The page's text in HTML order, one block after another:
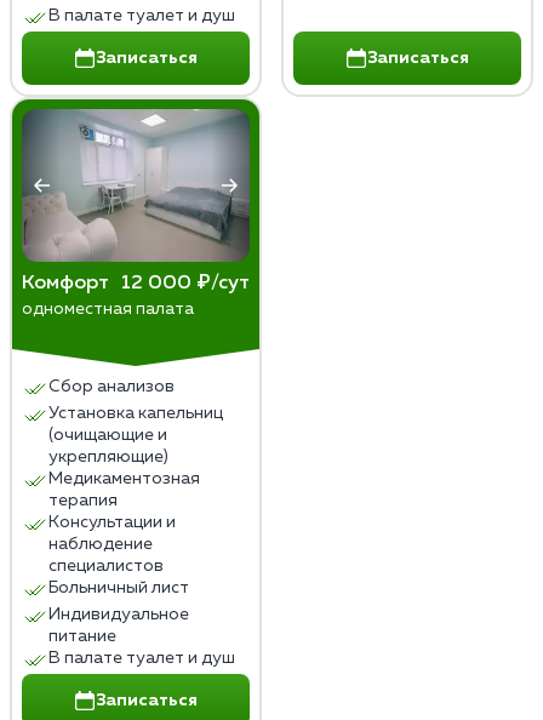
В палате туалет и душ
Записаться Записаться
Комфорт 12 000 ₽/сут
одноместная палата
Сбор анализов
Установка капельниц
(очищающие и
укрепляющие)
Медикаментозная
терапия
Консультации и
наблюдение
специалистов
Больничный лист
Индивидуальное
питание
В палате туалет и душ
Записаться